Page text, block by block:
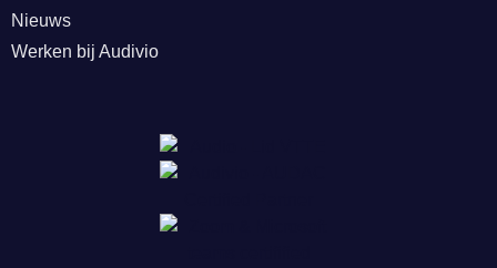
Nieuws
Werken bij Audivio